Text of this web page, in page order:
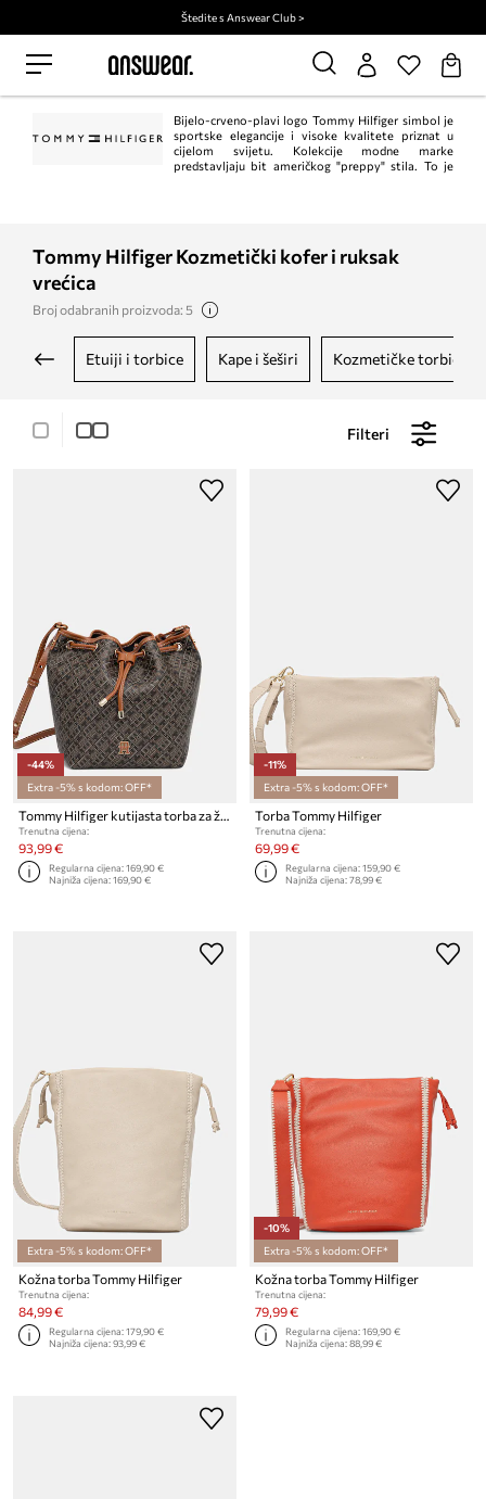
Štedite s Answear Club >
Bijelo-crveno-plavi logo Tommy Hilfiger simbol je
sportske elegancije i visoke kvalitete priznat u
cijelom svijetu. Kolekcije modne marke
predstavljaju bit američkog "preppy" stila. To je
Tommy Hilfiger Kozmetički kofer i ruksak
vrećica
Broj odabranih proizvoda: 5
etuiji i torbice kape i šeširi kozmetičke torbice
Filteri
-44%
Extra -5% s kodom: OFF*
Tommy Hilfiger kutijasta torba za žene
Trenutna cijena:
93,99 €
Regularna cijena:169,90 €
Najniža cijena:169,90 €
-11%
Extra -5% s kodom: OFF*
Torba Tommy Hilfiger
Trenutna cijena:
69,99 €
Regularna cijena:159,90 €
Najniža cijena:78,99 €
Extra -5% s kodom: OFF*
Kožna torba Tommy Hilfiger
Trenutna cijena:
84,99 €
Regularna cijena:179,90 €
Najniža cijena:93,99 €
-10%
Extra -5% s kodom: OFF*
Kožna torba Tommy Hilfiger
Trenutna cijena:
79,99 €
Regularna cijena:169,90 €
Najniža cijena:88,99 €